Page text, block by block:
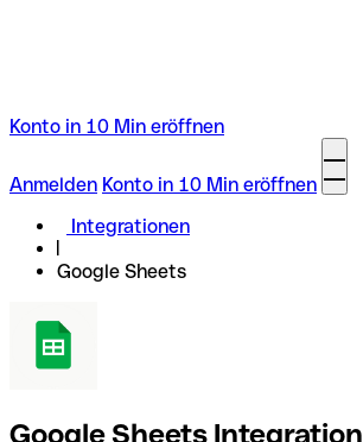
Konto in 10 Min eröffnen
Anmelden Konto in 10 Min eröffnen
Integrationen
Google Sheets
Google Sheets Integration